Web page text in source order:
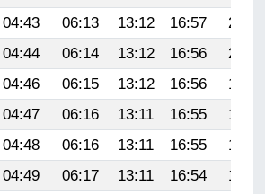
04:43 06:13 13:12 16:57
20:01
04:44 06:14 13:12 16:56
20:00
04:46 06:15 13:12 16:56
19:59
04:47 06:16 13:11 16:55
19:57
04:48 06:16 13:11 16:55
19:56
04:49 06:17 13:11 16:54
19:55